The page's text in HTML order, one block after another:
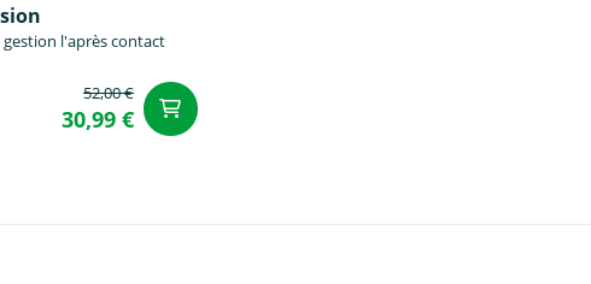
l'après contact
52,00 €
30,99 €